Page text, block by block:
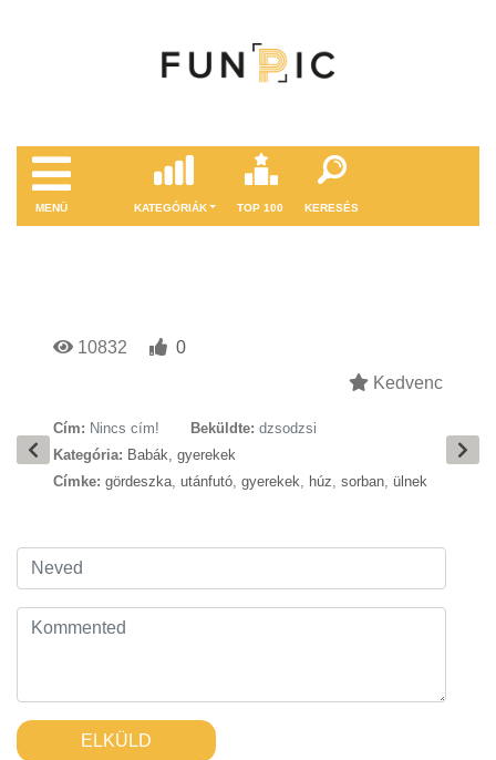
MENÜ KATEGÓRIÁK TOP 100 KERESÉS
10832
0
Kedvenc
Cím: Nincs cím! Beküldte: dzsodzsi
Kategória: Babák, gyerekek
Címke: gördeszka, utánfutó, gyerekek, húz, sorban, ülnek
ELKÜLD